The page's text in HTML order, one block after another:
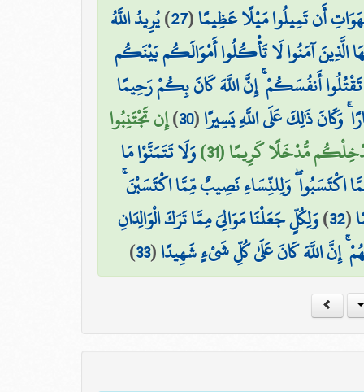
أَن تَمِيلُوا مَيْلًا عَظِيمًا(
27
)يُرِيدُ اللَّهُ
الَّذِينَ آمَنُوا لَا تَأْكُلُوا أَمْوَالَكُم بَيْنَكُم
أَنفُسَكُمْ ۚ إِنَّ اللَّهَ كَانَ بِكُمْ رَحِيمًا
ذَٰلِكَ عَلَى اللَّهِ يَسِيرًا(
30
)إِن تَجْتَنِبُوا
مُّدْخَلًا كَرِيمًا (31)
وَلَا تَتَمَنَّوْا مَا
وَلِلنِّسَاءِ نَصِيبٌ مِّمَّا اكْتَسَبْنَ
(
32
)وَلِكُلٍّ جَعَلْنَا مَوَالِيَ مِمَّا تَرَكَ الْوَالِدَانِ
إِنَّ اللَّهَ كَانَ عَلَىٰ كُلِّ شَيْءٍ شَهِيدًا(
33
)